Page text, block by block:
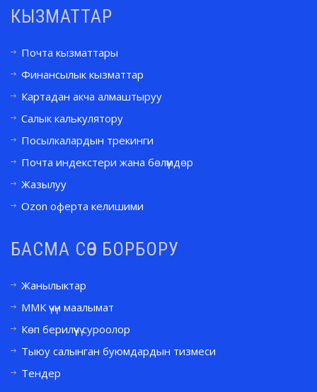
КЫЗМАТТАР
Почта кызматтары
Финансылык кызматтар
Картадан акча алмаштыруу
Салык калькулятору
Посылкалардын трекинги
Почта индекстери жана бөлүмдөр
Жазылуу
Ozon оферта келишими
БАСМА СӨЗ БОРБОРУ
Жанылыктар
ММК үчүн маалымат
Көп берилүүчү суроолор
Тыюу салынган буюмдардын тизмеси
Тендер